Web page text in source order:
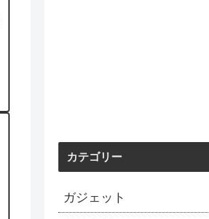
カテゴリー
ガジェット